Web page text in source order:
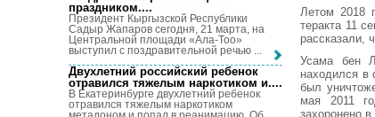
Летом 2018
теракта 11
рассказали,
Усама бен
находился в
был
мая 2011
захоронено
праздником....
Президент Кыргызской Республики
Садыр Жапаров сегодня, 21 марта, на
Центральной площади «Ала-Тоо»
выступил с поздравительной речью ...
Двухлетний российский ребенок
отравился тяжелым наркотиком и....
В Екатеринбурге двухлетний ребенок
отравился тяжелым наркотиком